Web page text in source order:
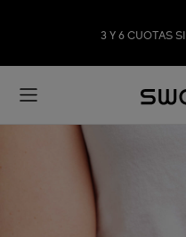
3 Y 6 CUOTAS